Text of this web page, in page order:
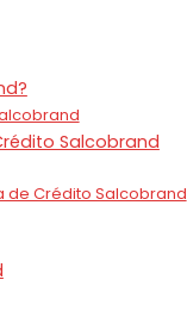
Salcobrand
de Crédito Salcobrand